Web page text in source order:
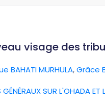
visage des
BAHATI MURHULA,Grâce
GÉNÉRAUX SUR L'OHADA